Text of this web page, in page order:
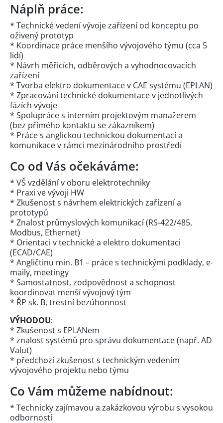
Náplň práce:
* Technické vedení vývoje zařízení od konceptu po
oživený prototyp
* Koordinace práce menšího vývojového týmu (cca 5
lidí)
* Návrh měřicích, odběrových a vyhodnocovacích
zařízení
* Tvorba elektro dokumentace v CAE systému (EPLAN)
* Zpracování technické dokumentace v jednotlivých
fázích vývoje
* Spolupráce s interním projektovým manažerem
(bez přímého kontaktu se zákazníkem)
* Práce s anglickou technickou dokumentací a
komunikace v rámci mezinárodního prostředí
Co od Vás očekáváme:
* VŠ vzdělání v oboru elektrotechniky
* Praxi ve vývoji HW
* Zkušenost s návrhem elektrických zařízení a
prototypů
* Znalost průmyslových komunikací (RS-422/485,
Modbus, Ethernet)
* Orientaci v technické a elektro dokumentaci
(ECAD/CAE)
* Angličtinu min. B1 – práce s technickými podklady, e-
maily, meetingy
* Samostatnost, zodpovědnost a schopnost
koordinovat menší vývojový tým
* ŘP sk. B, trestní bezúhonnost
VÝHODOU:
* Zkušenost s EPLANem
* znalost systémů pro správu dokumentace (např. AD
Valut)
* předchozí zkušenost s technickým vedením
vývojového projektu nebo týmu
Co Vám můžeme nabídnout:
* Technicky zajímavou a zakázkovou výrobu s vysokou
odborností